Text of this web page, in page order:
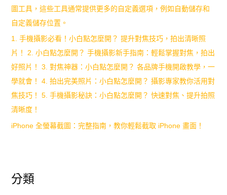
圖工具，這些工具通常提供更多的自定義選項，例如自動儲存和
自定義儲存位置。
1. 手機攝影必看！小白點怎麼開？ 提升對焦技巧，拍出清晰照
片！ 2. 小白點怎麼開？ 手機攝影新手指南：輕鬆掌握對焦，拍出
好照片！ 3. 對焦神器：小白點怎麼開？ 各品牌手機開啟教學，一
學就會！ 4. 拍出完美照片：小白點怎麼開？ 攝影專家教你活用對
焦技巧！ 5. 手機攝影秘訣：小白點怎麼開？ 快速對焦、提升拍照
清晰度！
iPhone 全螢幕截圖：完整指南，教你輕鬆截取 iPhone 畫面！
分類